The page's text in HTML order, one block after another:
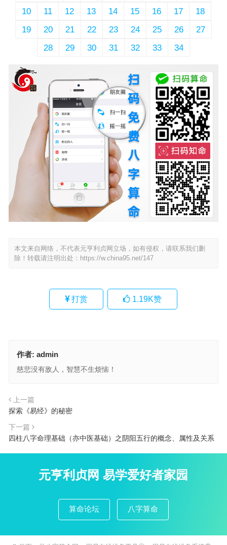
10
11 12 13 14 15 16 17
18
19
20 21 22 23 24 25 26
27
28
29 30 31 32 33 34
本文来自网络，不代表元亨利贞网立场，如有侵权，请联系我们删
除！转载请注明出处： https://w.china95.net/147
打赏 1.19K赞
作者: admin
慈悲没有敌人，智慧不生烦恼！
上一篇
探索《易经》的秘密
下一篇
四柱八字命理基础（亦中医基础）之阴阳五行的概念、属性及关系
元亨利贞网 易学爱好者家园
算命论坛 八字算命